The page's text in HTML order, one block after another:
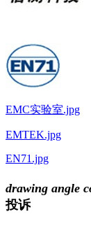
EMC实验室.jpg
EMTEK.jpg
EN71.jpg
drawing angle
投诉